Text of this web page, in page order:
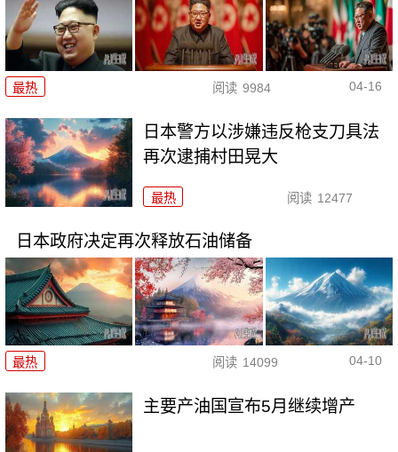
最热 阅读 9984 04-16
日本警方以涉嫌违反枪支刀具法
再次逮捕村田晃大
最热 阅读 12477
日本政府决定再次释放石油储备
最热 阅读 14099 04-10
主要产油国宣布5月继续增产